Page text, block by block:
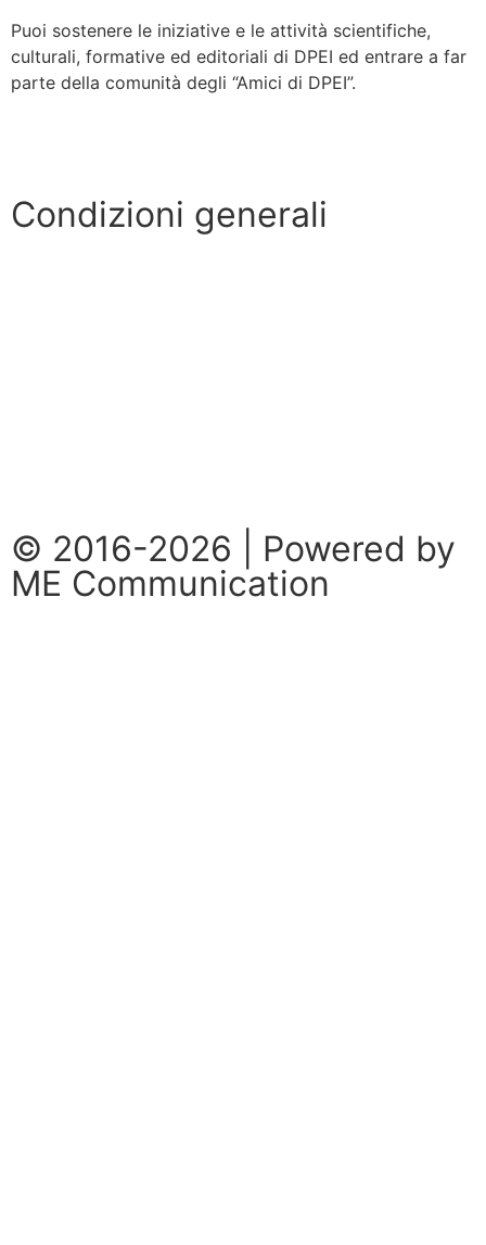
Puoi sostenere le iniziative e le attività scientifiche,
culturali, formative ed editoriali di DPEI ed entrare a far
parte della comunità degli “Amici di DPEI”.
Condizioni generali
© 2016-2026 | Powered by
ME Communication